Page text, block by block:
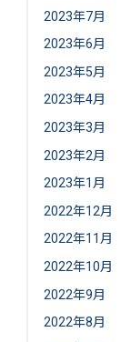
2023年7月
2023年6月
2023年5月
2023年4月
2023年3月
2023年2月
2023年1月
2022年12月
2022年11月
2022年10月
2022年9月
2022年8月